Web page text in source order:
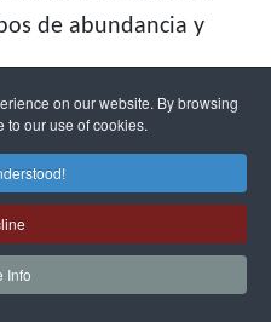
on our website. By browsing
to our use of cookies.
Info
de abundancia y
lleno de caca de
asqueroso, pero, su
porque refleja
evaluar el